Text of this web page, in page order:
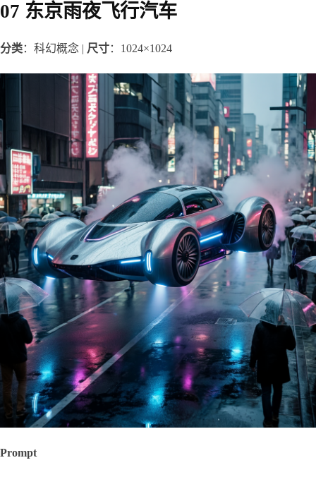
07 东京雨夜飞行汽车
分类：科幻概念 | 尺寸：1024×1024
Prompt